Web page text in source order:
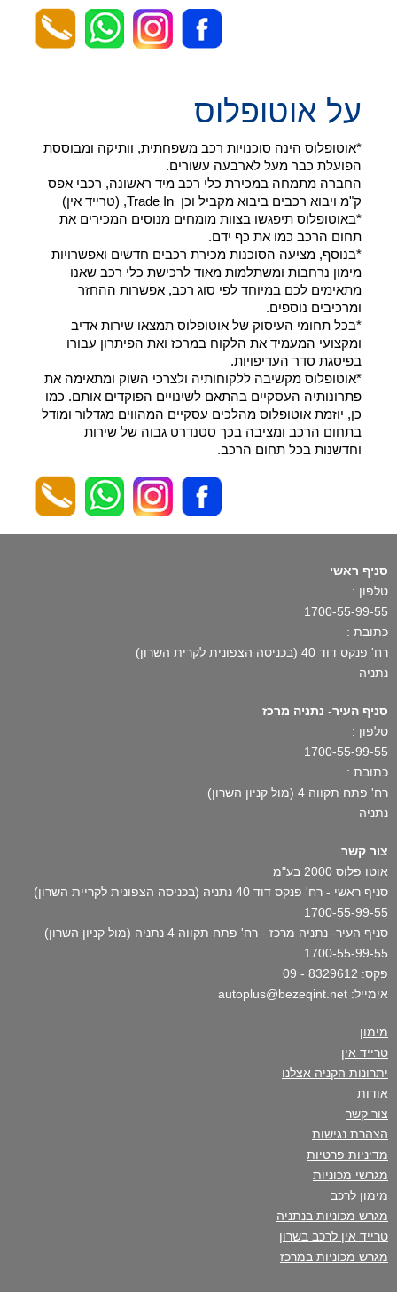
על אוטופלוס
*אוטופלוס הינה סוכנויות רכב משפחתית, וותיקה ומבוססת
הפועלת כבר מעל לארבעה עשורים.
החברה מתמחה במכירת כלי רכב מיד ראשונה, רכבי אפס
ק"מ ויבוא רכבים ביבוא מקביל וכן Trade In, (טרייד אין)
*באוטופלוס תיפגשו בצוות מומחים מנוסים המכירים את
תחום הרכב כמו את כף ידם.
*בנוסף, מציעה הסוכנות מכירת רכבים חדשים ואפשרויות
מימון נרחבות ומשתלמות מאוד לרכישת כלי רכב שאנו
מתאימים לכם במיוחד לפי סוג רכב, אפשרות ההחזר
ומרכיבים נוספים.
*בכל תחומי העיסוק של אוטופלוס תמצאו שירות אדיב
ומקצועי המעמיד את הלקוח במרכז ואת הפיתרון עבורו
בפיסגת סדר העדיפויות.
*אוטופלוס מקשיבה ללקוחותיה ולצרכי השוק ומתאימה את
פתרונותיה העסקיים בהתאם לשינויים הפוקדים אותם. כמו
כן, יוזמת אוטופלוס מהלכים עסקיים המהווים מגדלור ומודל
בתחום הרכב ומציבה בכך סטנדרט גבוה של שירות
וחדשנות בכל תחום הרכב.
סניף ראשי
טלפון :
1700-55-99-55
כתובת :
רח' פנקס דוד 40 (בכניסה הצפונית לקרית השרון)
נתניה
סניף העיר- נתניה מרכז
טלפון :
1700-55-99-55
כתובת :
רח' פתח תקווה 4 (מול קניון השרון)
נתניה
צור קשר
אוטו פלוס 2000 בע"מ
סניף ראשי - רח' פנקס דוד 40 נתניה (בכניסה הצפונית לקריית השרון)
1700-55-99-55
סניף העיר- נתניה מרכז - רח' פתח תקווה 4 נתניה (מול קניון השרון)
1700-55-99-55
פקס: 8329612 - 09
אימייל: autoplus@bezeqint.net
מימון
טרייד אין
יתרונות הקניה אצלנו
אודות
צור קשר
הצהרת נגישות
מדיניות פרטיות
מגרשי מכוניות
מימון לרכב
מגרש מכוניות בנתניה
טרייד אין לרכב בשרון
מגרש מכוניות במרכז